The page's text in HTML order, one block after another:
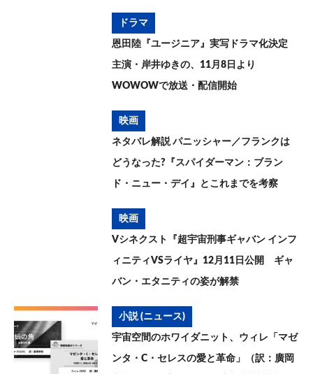
ドラマ
恩田陸『ユージニア』実写ドラマ化決定
主演・岸井ゆきの、11月8日より
WOWOWで放送・配信開始
映画
ネタバレ解説 パニッシャー／フランクは
どうなった?『スパイダーマン：ブラン
ド・ニュー・デイ』とこれまでを考察
映画
Vシネクスト『超宇宙刑事ギャバン インフ
ィニティVSライヤ』12月11日公開 ギャ
バン・エタニティの姿が解禁
小説 (ニュース)
宇宙空間のホワイダニット、ウィレ「マゼ
ンタ・C・セレスの愛と革命」（訳：廣岡